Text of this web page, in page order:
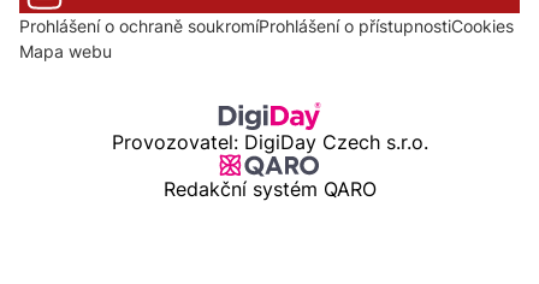
Prohlášení o ochraně soukromíProhlášení o přístupnostiCookies
Mapa webu
Provozovatel: DigiDay Czech s.r.o.
Redakční systém QARO